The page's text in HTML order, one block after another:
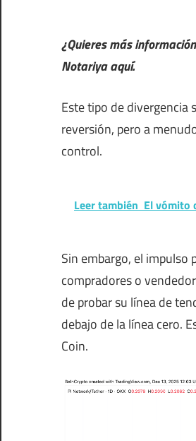
¿Quieres más
Notariya aquí.
Este tipo de divergencia
reversión, pero a
control.
Leer también El vómito
Sin embargo, el impulso
compradores o
de probar su línea de
debajo de la línea cero.
Coin.